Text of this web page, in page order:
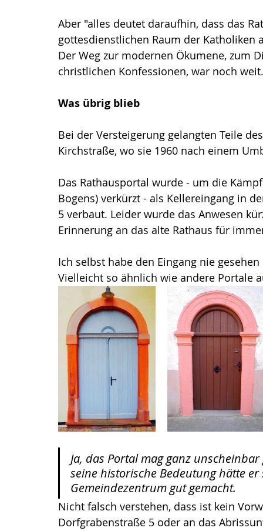
Aber "alles deutet daraufhin, dass das
gottesdienstlichen Raum der Katholiken
Der Weg zur modernen Ökumene, zum
christlichen Konfessionen, war noch weit.
Was übrig blieb
Bei der Versteigerung gelangten Teile
Kirchstraße, wo sie 1960 nach einem
Das Rathausportal wurde - um die
Bogens) verkürzt - als Kellereingang in
5 verbaut. Leider wurde das Anwesen
Erinnerung an das alte Rathaus für
Ich selbst habe den Eingang nie
Vielleicht so ähnlich wie andere Portale
Ja, das Portal mag ganz
seine historische Bedeutung hätte
Gemeindezentrum gut gemacht.
Nicht falsch verstehen, dass ist kein
Dorfgrabenstraße 5 oder an das